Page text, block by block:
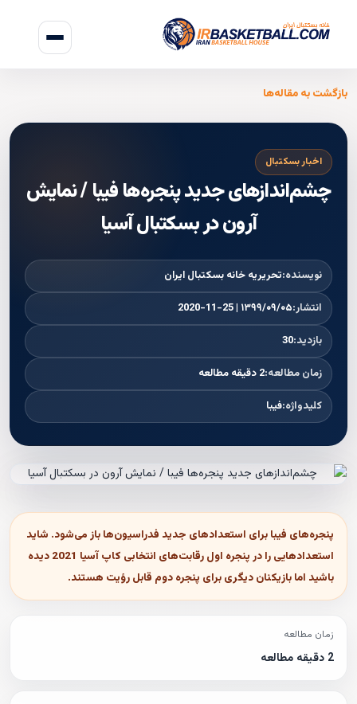
بازگشت به مقاله‌ها
اخبار بسکتبال
چشم‌اندازهای جدید پنجره‌ها فیبا / نمایش
آرون در بسکتبال آسیا
نویسنده:تحریریه خانه بسکتبال ایران
انتشار:۱۳۹۹/۰۹/۰۵ | 2020-11-25
بازدید:30
زمان مطالعه:2 دقیقه مطالعه
کلیدواژه:فیبا
پنجره‌های فیبا برای استعدادهای جدید فدراسیون‌ها باز می‌شود. شاید
استعدادهایی را در پنجره اول رقابت‌های انتخابی کاپ آسیا 2021 دیده
باشید اما بازیکنان دیگری برای پنجره دوم قابل رؤیت هستند.
زمان مطالعه
2 دقیقه مطالعه